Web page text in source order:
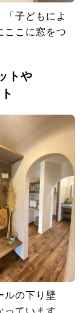
子どもによ
ここに窓をつ
トや
ルの下り壁
ています。